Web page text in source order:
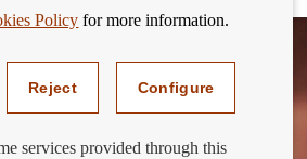
Policy for more information.
Reject Configure
services provided through this